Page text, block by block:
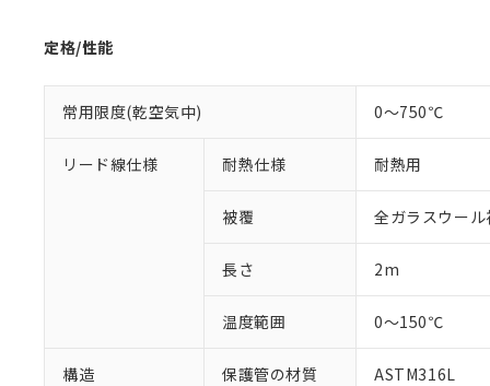
定格/性能
常用限度(乾空気中) 0～750℃
リード線仕様 耐熱仕様 耐熱用
被覆 全ガラスウー
長さ 2m
温度範囲 0～150℃
構造 保護管の材質 ASTM316L
ご利用条件
以下の条件をお
本サービス
くものです。
当社制御機
在庫状況お
正式な納期
当社販売員
オムロン制御
対応済み：
調査・確認中：
非該当品：ライ
*EU RoHS指令（10物質
鉛(Pb) 1000ppm以下
六価クロム(Cr(Ⅵ))
フタル酸ビス(2-エチル
ル（DBP） 1000ppm
但し、RoHS指令で産
フタル酸エステル類の
※1 中国
「○」：最大均質
「×」：最大均質
「－」：未確認
Pb(鉛) :1000ppm、
DEHP(フタル酸ビス(2-
当社は、こ
う）を輸出
などの必要
当社は規制
当社は貴社
置等に一切
また当社は
記
説明